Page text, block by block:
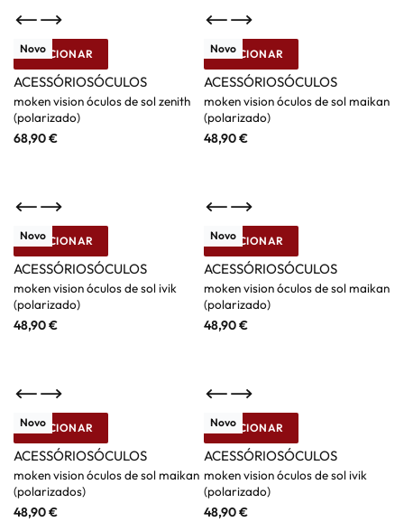
Novo
ADICIONAR
Moken
ACESSÓRIOSÓCULOS
moken vision óculos de sol zenith
(polarizado)
68,90€
Novo
ADICIONAR
Moken
ACESSÓRIOSÓCULOS
moken vision óculos de sol maikan
(polarizado)
48,90€
Novo
ADICIONAR
Moken
ACESSÓRIOSÓCULOS
moken vision óculos de sol ivik
(polarizado)
48,90€
Novo
ADICIONAR
Moken
ACESSÓRIOSÓCULOS
moken vision óculos de sol maikan
(polarizado)
48,90€
Novo
ADICIONAR
Moken
ACESSÓRIOSÓCULOS
moken vision óculos de sol maikan
(polarizados)
48,90€
Novo
ADICIONAR
Moken
ACESSÓRIOSÓCULOS
moken vision óculos de sol ivik
(polarizado)
48,90€